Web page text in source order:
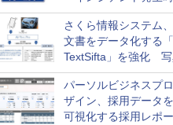
と危機管理広報を一
練するプログラムを
さくら情報システム
文書をデータ化する
TextSifta」を強化 写
のデータ化などに対応
パーソルビジネスプ
ザイン、採用データ
可視化する採用レポー